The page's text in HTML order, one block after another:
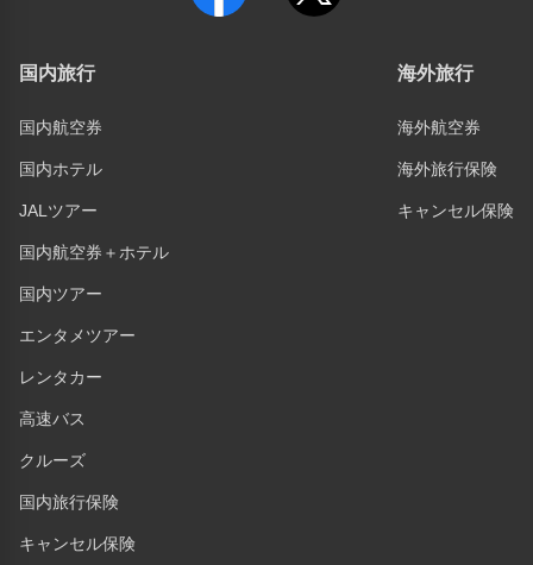
国内旅行
国内航空券
国内ホテル
JALツアー
国内航空券＋ホテル
国内ツアー
エンタメツアー
レンタカー
高速バス
クルーズ
国内旅行保険
キャンセル保険
海外旅行
海外航空券
海外旅行保険
キャンセル保険